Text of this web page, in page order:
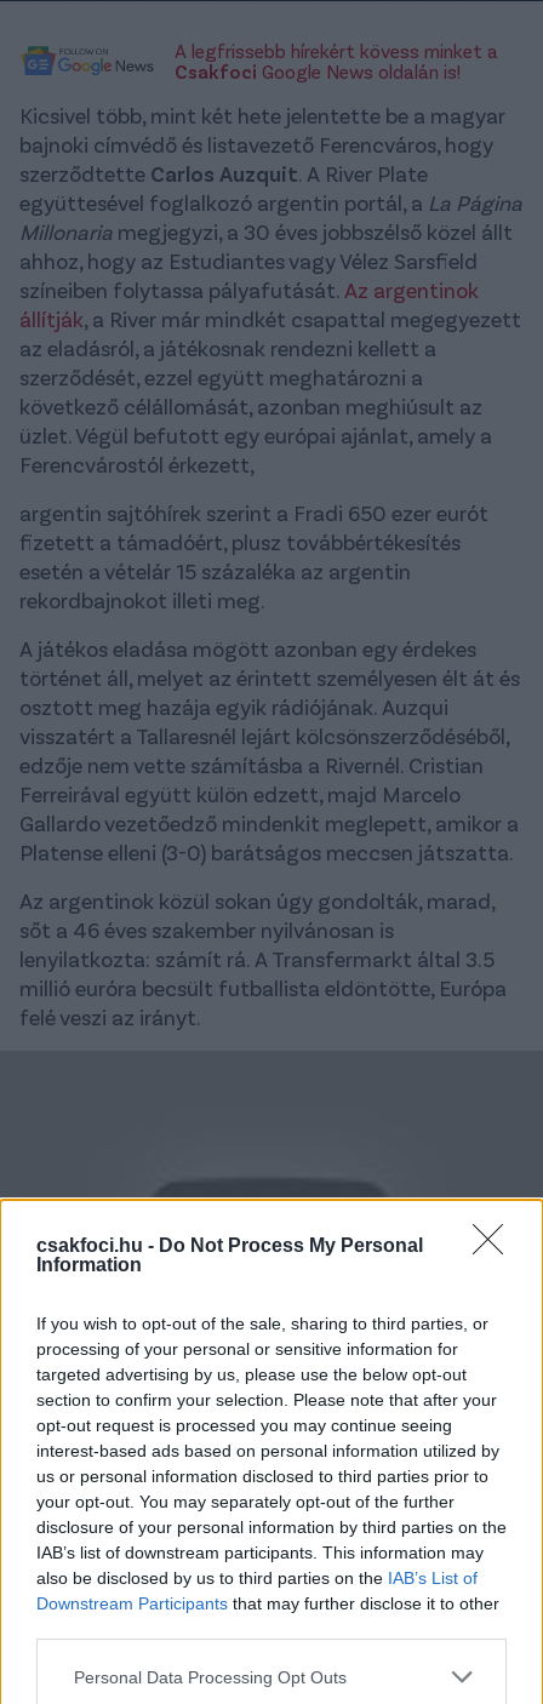
csakfoci.hu - Do Not Process My Personal
Information
If you wish to opt-out of the sale, sharing to third parties, or
processing of your personal or sensitive information for
targeted advertising by us, please use the below opt-out
section to confirm your selection. Please note that after your
opt-out request is processed you may continue seeing
interest-based ads based on personal information utilized by
us or personal information disclosed to third parties prior to
your opt-out. You may separately opt-out of the further
disclosure of your personal information by third parties on the
IAB’s list of downstream participants. This information may
also be disclosed by us to third parties on the IAB’s List of
Downstream Participants that may further disclose it to other
Please note that this website/app uses one or more Google
Personal Data Processing Opt Outs
A legfrissebb hírekért kövess minket a
Csakfoci Google News oldalán is!
Kicsivel több, mint két hete jelentette be a magyar
bajnoki címvédő és listavezető Ferencváros, hogy
szerződtette Carlos Auzquit. A River Plate
együttesével foglalkozó argentin portál, a La Página
Millonaria megjegyzi, a 30 éves jobbszélső közel állt
ahhoz, hogy az Estudiantes vagy Vélez Sarsfield
színeiben folytassa pályafutását. Az argentinok
állítják, a River már mindkét csapattal megegyezett
az eladásról, a játékosnak rendezni kellett a
szerződését, ezzel együtt meghatározni a
következő célállomását, azonban meghiúsult az
üzlet. Végül befutott egy európai ajánlat, amely a
Ferencvárostól érkezett,
argentin sajtóhírek szerint a Fradi 650 ezer eurót
fizetett a támadóért, plusz továbbértékesítés
esetén a vételár 15 százaléka az argentin
rekordbajnokot illeti meg.
A játékos eladása mögött azonban egy érdekes
történet áll, melyet az érintett személyesen élt át és
osztott meg hazája egyik rádiójának. Auzqui
visszatért a Tallaresnél lejárt kölcsönszerződéséből,
edzője nem vette számításba a Rivernél. Cristian
Ferreirával együtt külön edzett, majd Marcelo
Gallardo vezetőedző mindenkit meglepett, amikor a
Platense elleni (3-0) barátságos meccsen játszatta.
Az argentinok közül sokan úgy gondolták, marad,
sőt a 46 éves szakember nyilvánosan is
lenyilatkozta: számít rá. A Transfermarkt által 3.5
millió euróra becsült futballista eldöntötte, Európa
felé veszi az irányt.
Mélyen megráztak a történtek, mert azt hittem,
újra viselhetem River Plate mezét, hiszen tudom jól,
hogy ez mit jelent- kezdteCarlos Auzquiaz
argentinFútbol Continentalrádiónak adott
nyilatkozatát a klubváltásának körülményeiről -
Gallardo az egyik napról a másikra egy kisebb
létszámú csapatban játszatott, olyanok között, akik